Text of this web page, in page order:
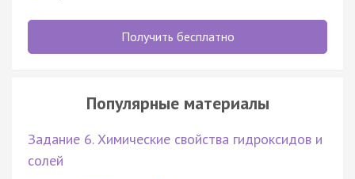
Получить бесплатно
Популярные материалы
Задание 6. Химические свойства гидроксидов и
солей